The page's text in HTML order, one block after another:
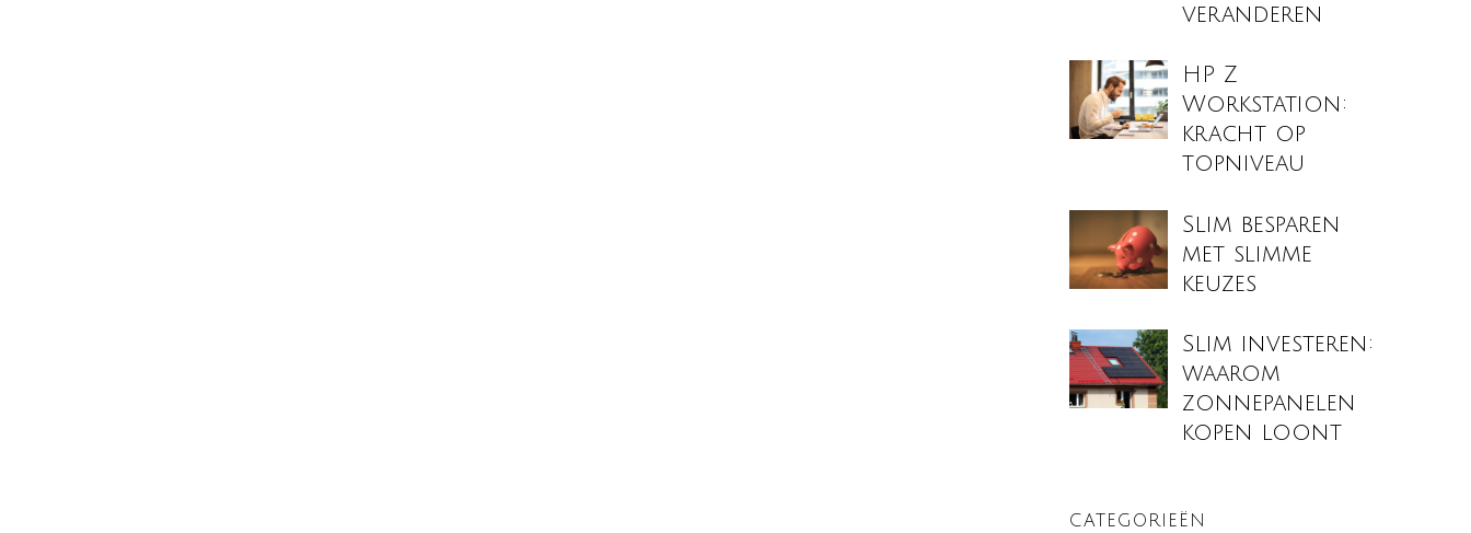
veranderen
HP Z
Workstation:
kracht op
topniveau
Slim besparen
met slimme
keuzes
Slim investeren:
waarom
zonnepanelen
kopen loont
CATEGORIEËN